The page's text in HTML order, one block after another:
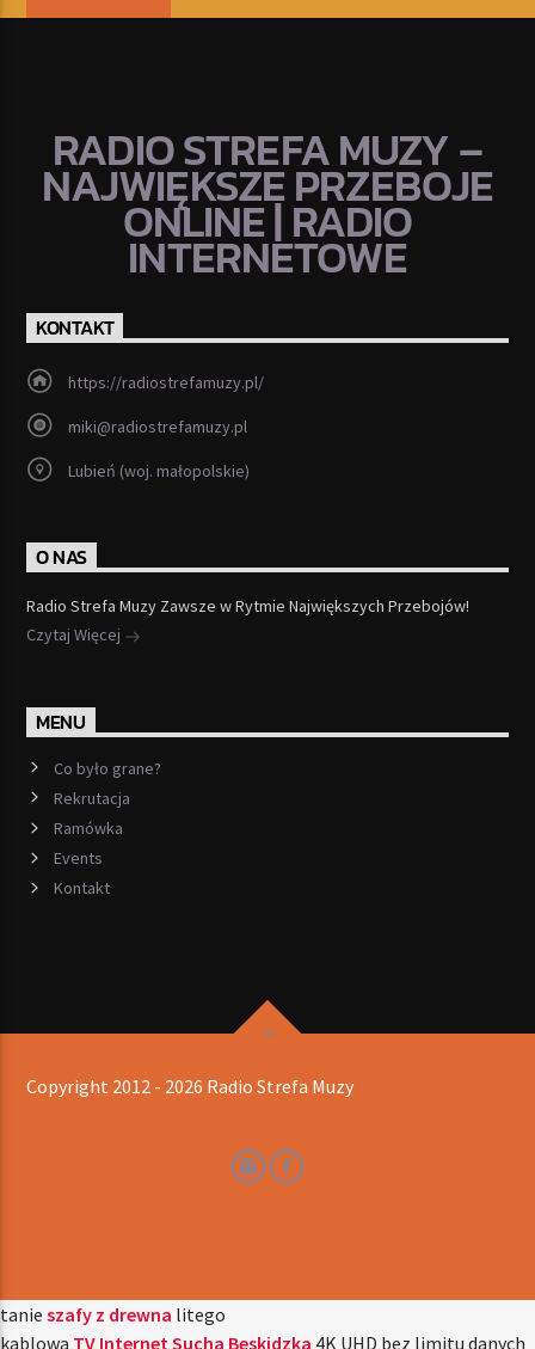
RADIO STREFA MUZY –
NAJWIĘKSZE PRZEBOJE
ONLINE | RADIO
INTERNETOWE
KONTAKT
https://radiostrefamuzy.pl/
miki@radiostrefamuzy.pl
Lubień (woj. małopolskie)
O NAS
Radio Strefa Muzy Zawsze w Rytmie Największych Przebojów!
Czytaj Więcej
MENU
Co było grane?
Rekrutacja
Ramówka
Events
Kontakt
Copyright 2012 - 2026 Radio Strefa Muzy
tanie szafy z drewna litego
kablowa TV Internet Sucha Beskidzka 4K UHD bez limitu danych